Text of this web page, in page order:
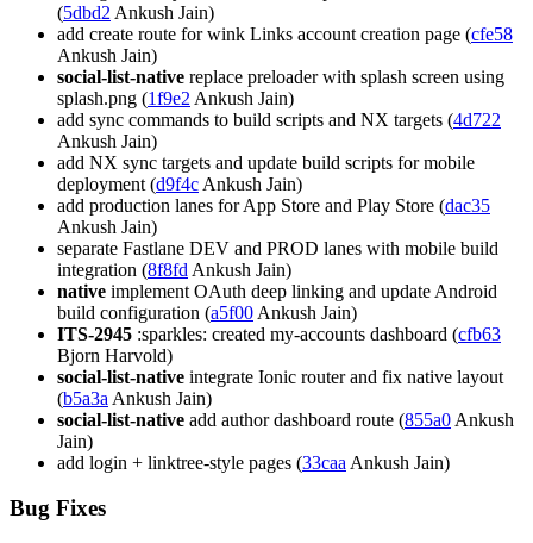
(5dbd2 Ankush Jain)
add create route for wink Links account creation page (cfe58
Ankush Jain)
social-list-native replace preloader with splash screen using
splash.png (1f9e2 Ankush Jain)
add sync commands to build scripts and NX targets (4d722
Ankush Jain)
add NX sync targets and update build scripts for mobile
deployment (d9f4c Ankush Jain)
add production lanes for App Store and Play Store (dac35
Ankush Jain)
separate Fastlane DEV and PROD lanes with mobile build
integration (8f8fd Ankush Jain)
native implement OAuth deep linking and update Android
build configuration (a5f00 Ankush Jain)
ITS-2945 :sparkles: created my-accounts dashboard (cfb63
Bjorn Harvold)
social-list-native integrate Ionic router and fix native layout
(b5a3a Ankush Jain)
social-list-native add author dashboard route (855a0 Ankush
Jain)
add login + linktree-style pages (33caa Ankush Jain)
Bug Fixes